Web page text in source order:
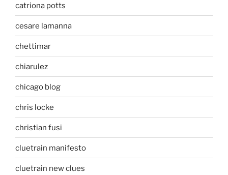
catriona potts
cesare lamanna
chettimar
chiarulez
chicago blog
chris locke
christian fusi
cluetrain manifesto
cluetrain new clues